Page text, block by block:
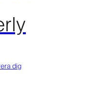
dig